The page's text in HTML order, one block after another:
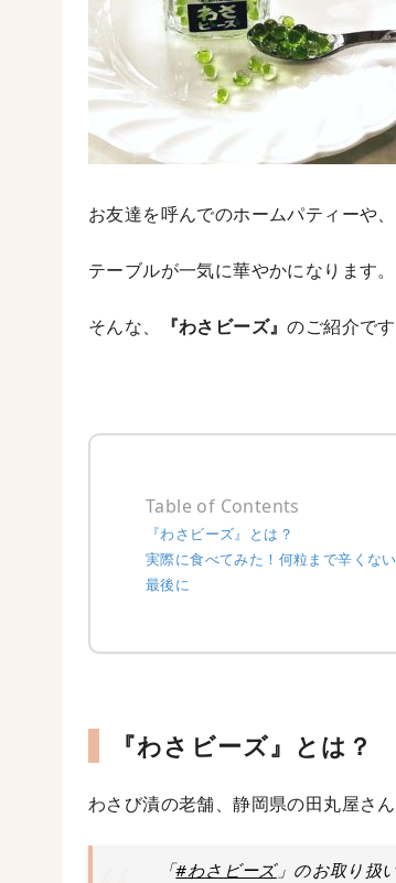
お友達を呼んでのホームパティーや
テーブルが一気に華やかになります。
そんな、 『わさビーズ』のご紹介です
Table of Contents
『わさビーズ』とは？
実際に食べてみた！何粒まで辛くな
最後に
『わさビーズ』とは？
わさび漬の老舗、静岡県の田丸屋さ
「#わさビーズ」のお取り扱